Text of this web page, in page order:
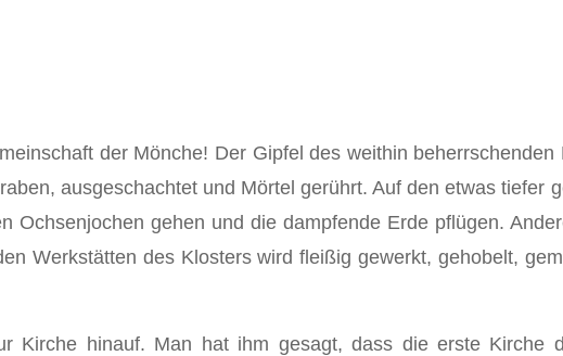
der Mönche! Der Gipfel des weithin
ausgeschachtet und Mörtel gerührt. Auf den etwas tiefer
Ochsenjochen gehen und die dampfende Erde pflügen.
Werk­stätten des Klosters wird fleißig gewerkt, gehobelt,
Kirche hinauf. Man hat ihm gesagt, dass die erste Kirche